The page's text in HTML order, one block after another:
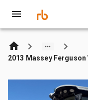
2013 Massey Ferguson